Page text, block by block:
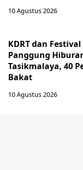
10 Agustus 2026
KDRT dan
Panggung
Tasikmalaya, 40
Bakat
10 Agustus 2026